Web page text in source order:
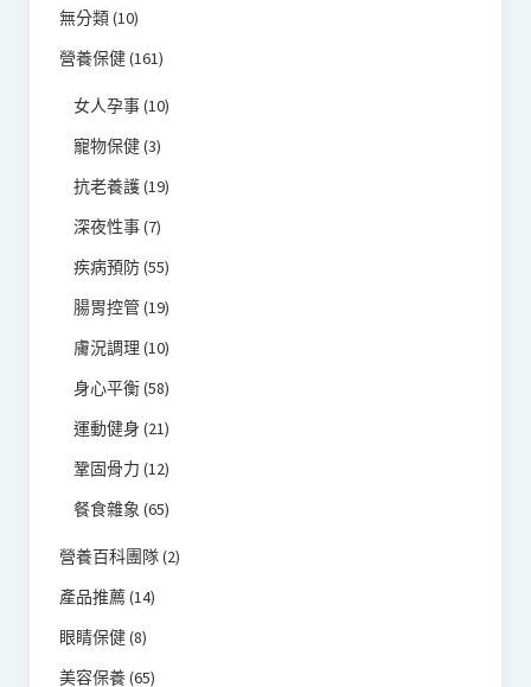
無分類(10)
營養保健(161)
女人孕事(10)
寵物保健(3)
抗老養護(19)
深夜性事(7)
疾病預防(55)
腸胃控管(19)
膚況調理 (10)
身心平衡(58)
運動健身 (21)
鞏固骨力 (12)
餐食雜象 (65)
營養百科團隊(2)
產品推薦(14)
眼睛保健(8)
美容保養(65)